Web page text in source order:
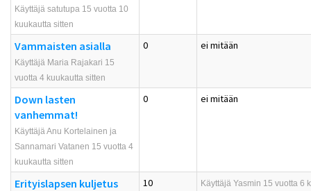
Käyttäjä satutupa 15 vuotta 10
kuukautta sitten
Vammaisten asialla
Käyttäjä Maria Rajakari 15
vuotta 4 kuukautta sitten
0 ei mitään
Down lasten
vanhemmat!
Käyttäjä Anu Kortelainen ja
Sannamari Vatanen 15 vuotta 4
kuukautta sitten
0 ei mitään
Erityislapsen kuljetus
10 Käyttäjä Yasmin 15 vuotta 6